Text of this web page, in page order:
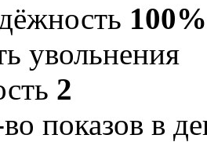
100%
увольнения
2
показов в